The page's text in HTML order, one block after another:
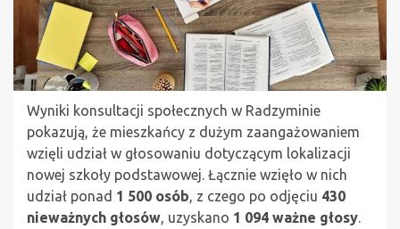
Wyniki konsultacji społecznych w Radzyminie
pokazują, że mieszkańcy z dużym zaangażowaniem
wzięli udział w głosowaniu dotyczącym lokalizacji
nowej szkoły podstawowej. Łącznie wzięło w nich
udział ponad 1 500 osób, z czego po odjęciu 430
nieważnych głosów, uzyskano 1 094 ważne głosy.